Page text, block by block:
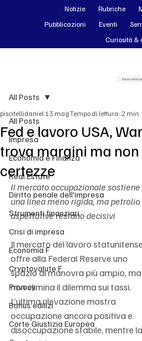
All Posts
Impresa
Economia e Finanza
Real Estate
Diritto penale dell'impresa
Strumenti finanziari
Crisi di impresa
Economia F
Cryptovalute F
Privacy
Bonus edilizi
Corte Giustizia Europea
All Posts
Fed e lavoro USA,
trova margini ma non
certezze
piscitellidaniel 13 magTempo di lettura: 2 min
Il mercato occupazionale sostiene
una linea meno rigida, ma petrolio
aspettative restano decisivi
Il mercato del lavoro statunitense
offre alla Federal Reserve uno
spazio di manovra più ampio, ma
non elimina il dilemma sui tassi.
L’ultima rilevazione mostra
occupazione ancora positiva e
disoccupazione stabile, mentre la
Notizie Rubriche
Pubblicazioni
Eventi
Curiosità &
Vai ai contenuti